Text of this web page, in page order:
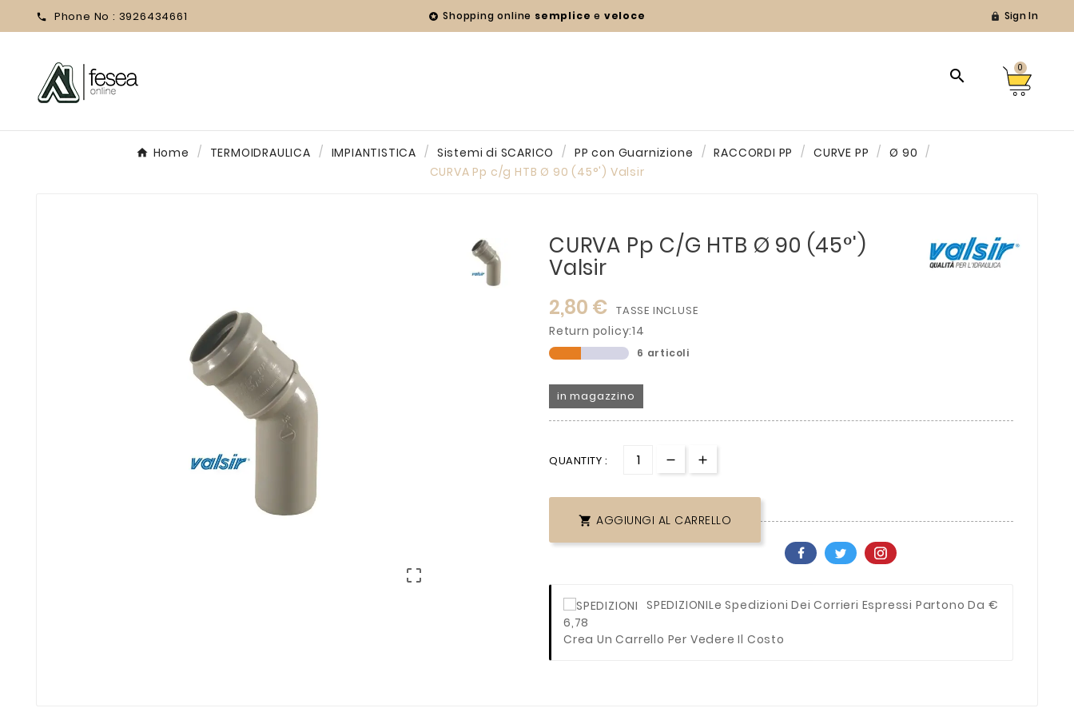
 Phone No : 3926434661  Shopping online semplice e veloce  Sign In
 0
Home TERMOIDRAULICA IMPIANTISTICA Sistemi di SCARICO PP con Guarnizione RACCORDI PP CURVE PP
Ø 90
CURVA Pp c/g HTB Ø 90 (45°') Valsir

CURVA Pp C/g HTB Ø 90 (45°')
Valsir
2,80 € TASSE INCLUSE
Return policy:14
6 articoli
in magazzino
QUANTITY :
 AGGIUNGI AL CARRELLO
SPEDIZIONILe Spedizioni Dei Corrieri Espressi Partono Da €
6,78
Crea Un Carrello Per Vedere Il Costo